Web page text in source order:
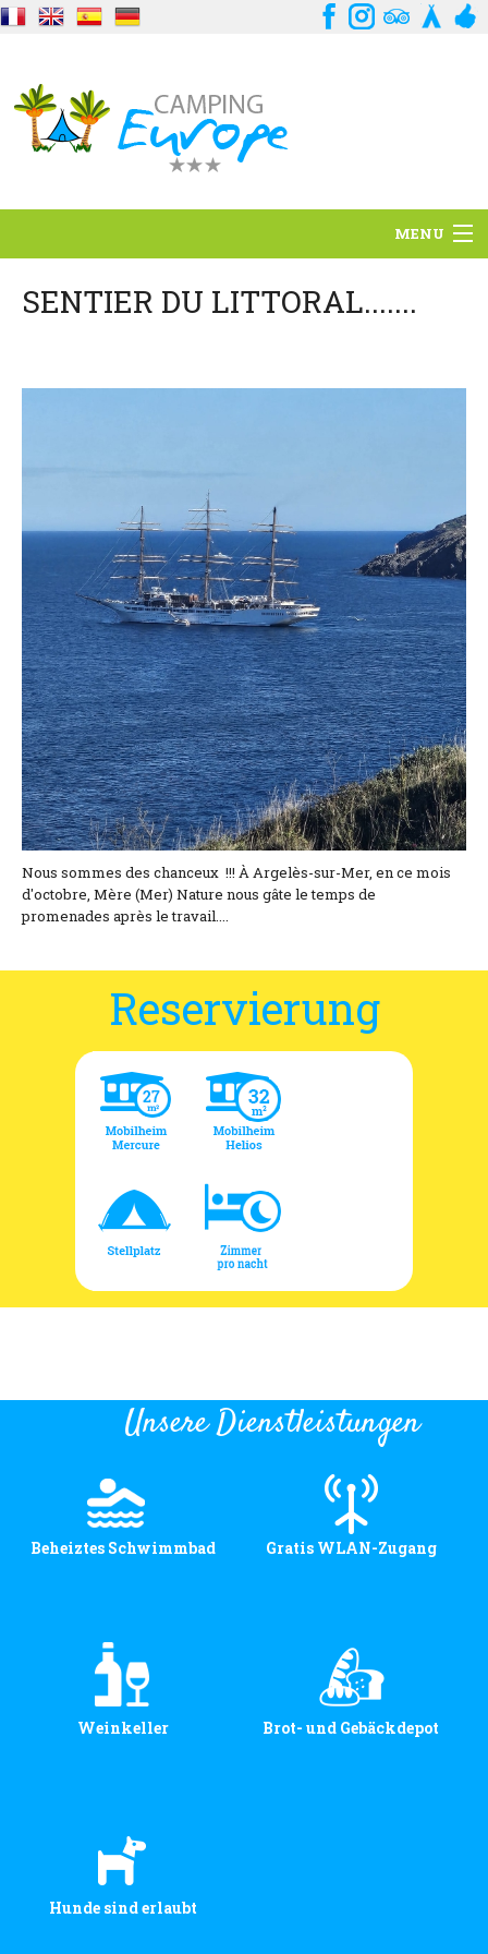
MENU
Standort
Dienstleistungen
Kontaktformular
Dokumentation
Nachrichten
Mobilheim und Preise
Campingplatz und Preise
Zimmer pro Nacht und Preise
SENTIER DU LITTORAL.......
Nous sommes des chanceux !!! À Argelès-sur-Mer, en ce mois
d'octobre, Mère (Mer) Nature nous gâte le temps de
promenades après le travail....
Reservierung
Unsere Dienstleistungen
Beheiztes Schwimmbad Gratis WLAN-Zugang
Weinkeller Brot- und Gebäckdepot
Hunde sind erlaubt